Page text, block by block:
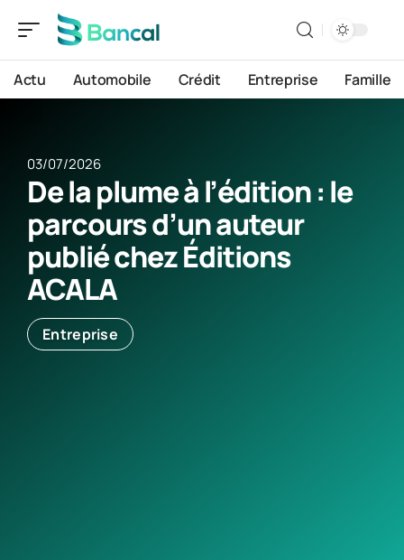
Actu Automobile Crédit Entreprise Famille
03/07/2026
De la plume à l’édition : le
parcours d’un auteur
publié chez Éditions
ACALA
Entreprise